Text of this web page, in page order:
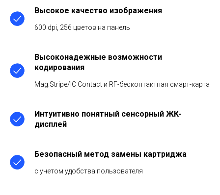
Высокое качество изображения
600 dpi, 256 цветов на панель
Высоконадежные возможности
кодирования
Mag.Stripe/IC Contact и RF-бесконтактная смарт-карта
Интуитивно понятный сенсорный ЖК-
дисплей
Безопасный метод замены картриджа
с учетом удобства пользователя